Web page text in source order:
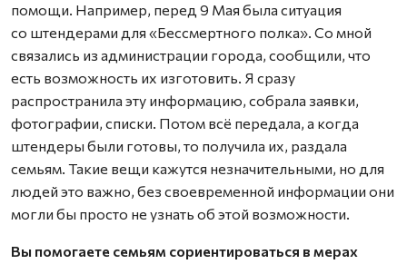
помощи. Например, перед 9 Мая была ситуация
со штендерами для «Бессмертного полка». Со мной
связались из администрации города, сообщили, что
есть возможность их изготовить. Я сразу
распространила эту информацию, собрала заявки,
фотографии, списки. Потом всё передала, а когда
штендеры были готовы, то получила их, раздала
семьям. Такие вещи кажутся незначительными, но для
людей это важно, без своевременной информации они
могли бы просто не узнать об этой возможности.
Вы помогаете семьям сориентироваться в мерах